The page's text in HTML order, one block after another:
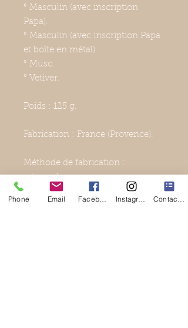
° Masculin (avec inscription
Papa).
° Masculin (avec inscription Papa
et boîte en métal).
° Musc.
° Vetiver.
Poids : 125 g.
Fabrication : France (Provence).
Méthode de fabrication :
artisanale.
Contenu : 1 x savon artisanal
Phone Email